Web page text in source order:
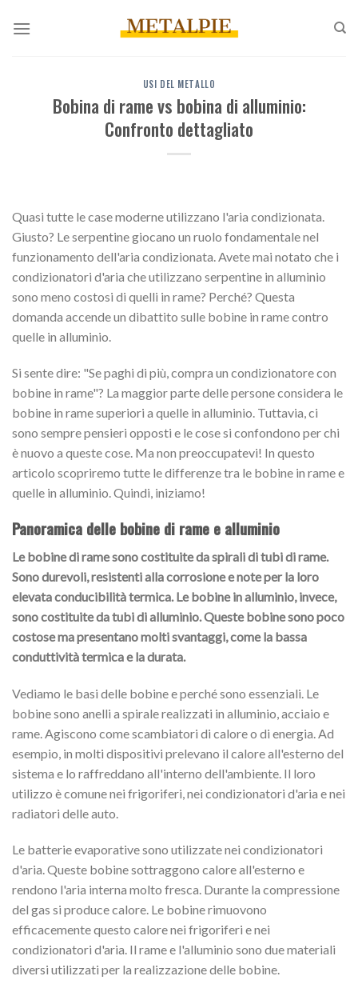
USI DEL METALLO
Bobina di rame vs bobina di alluminio:
Confronto dettagliato
Quasi tutte le case moderne utilizzano l'aria condizionata.
Giusto? Le serpentine giocano un ruolo fondamentale nel
funzionamento dell'aria condizionata. Avete mai notato che i
condizionatori d'aria che utilizzano serpentine in alluminio
sono meno costosi di quelli in rame? Perché? Questa
domanda accende un dibattito sulle bobine in rame contro
quelle in alluminio.
Si sente dire: "Se paghi di più, compra un condizionatore con
bobine in rame"? La maggior parte delle persone considera le
bobine in rame superiori a quelle in alluminio. Tuttavia, ci
sono sempre pensieri opposti e le cose si confondono per chi
è nuovo a queste cose. Ma non preoccupatevi! In questo
articolo scopriremo tutte le differenze tra le bobine in rame e
quelle in alluminio. Quindi, iniziamo!
Panoramica delle bobine di rame e alluminio
Le bobine di rame sono costituite da spirali di tubi di rame.
Sono durevoli, resistenti alla corrosione e note per la loro
elevata conducibilità termica. Le bobine in alluminio, invece,
sono costituite da tubi di alluminio. Queste bobine sono poco
costose ma presentano molti svantaggi, come la bassa
conduttività termica e la durata.
Vediamo le basi delle bobine e perché sono essenziali. Le
bobine sono anelli a spirale realizzati in alluminio, acciaio e
rame. Agiscono come scambiatori di calore o di energia. Ad
esempio, in molti dispositivi prelevano il calore all'esterno del
sistema e lo raffreddano all'interno dell'ambiente. Il loro
utilizzo è comune nei frigoriferi, nei condizionatori d'aria e nei
radiatori delle auto.
Le batterie evaporative sono utilizzate nei condizionatori
d'aria. Queste bobine sottraggono calore all'esterno e
rendono l'aria interna molto fresca. Durante la compressione
del gas si produce calore. Le bobine rimuovono
efficacemente questo calore nei frigoriferi e nei
condizionatori d'aria. Il rame e l'alluminio sono due materiali
diversi utilizzati per la realizzazione delle bobine.